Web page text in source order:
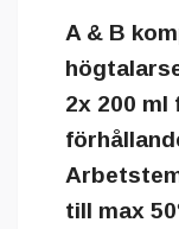
A & B
2x 200 ml
till max